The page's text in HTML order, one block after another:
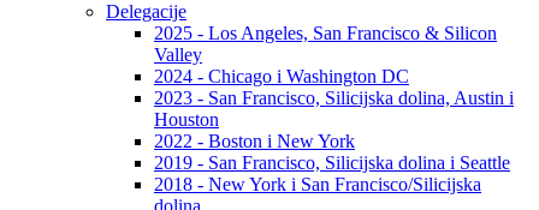
Delegacije
2025 - Los Angeles, San Francisco & Silicon
Valley
2024 - Chicago i Washington DC
2023 - San Francisco, Silicijska dolina, Austin i
Houston
2022 - Boston i New York
2019 - San Francisco, Silicijska dolina i Seattle
2018 - New York i San Francisco/Silicijska
dolina